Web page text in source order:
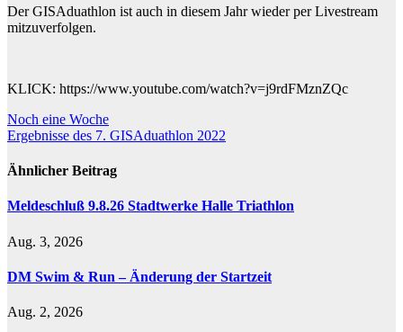
Der GISAduathlon ist auch in diesem Jahr wieder per Livestream
mitzuverfolgen.
KLICK: https://www.youtube.com/watch?v=j9rdFMznZQc
Beitragsnavigation
Noch eine Woche
Ergebnisse des 7. GISAduathlon 2022
Ähnlicher Beitrag
Meldeschluß 9.8.26 Stadtwerke Halle Triathlon
Aug. 3, 2026
DM Swim & Run – Änderung der Startzeit
Aug. 2, 2026